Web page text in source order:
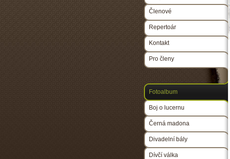
Členové
Repertoár
Kontakt
Pro členy
Fotoalbum
Boj o lucernu
Černá madona
Divadelní bály
Dívčí válka